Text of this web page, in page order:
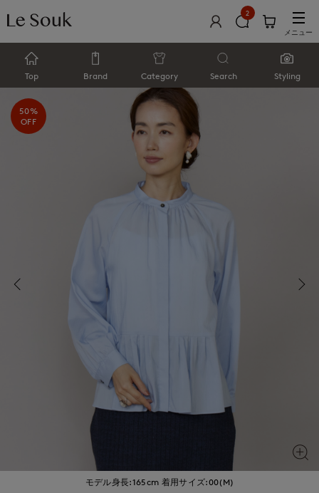
2
メニュー
Top Brand Category Search Styling
モデル身長:165cm 着用サイズ:00(M)
50%
OFF